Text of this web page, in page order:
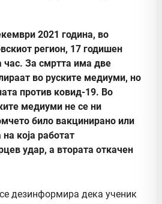
2021 година, во
регион, 17 годишен
час. За смртта има две
во руските медиуми, но
против ковид-19. Во
медиуми не се ни
било вакцинирано или
која работат
удар, а втората откачен